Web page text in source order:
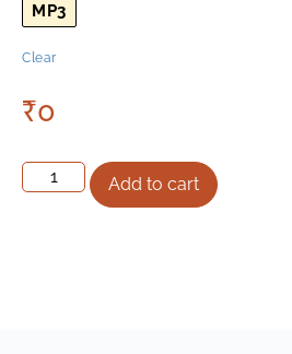
MP3
Clear
₹0
Add to cart